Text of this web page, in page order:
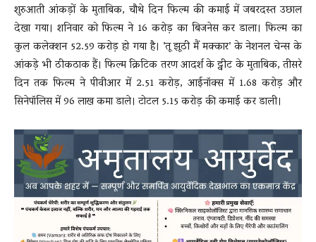
शुरुआती आंकड़ों के मुताबिक, चौथे दिन फिल्म की कमाई में जबरदस्त उछाल
देखा गया। शनिवार को फिल्म ने 16 करोड़ का बिजनेस कर डाला। फिल्म का
कुल कलेक्शन 52.59 करोड़ हो गया है। ’तू झूठी मैं मक्कार’ के नेशनल चेन्स के
आंकड़े भी ठीकठाक हैं। फिल्म क्रिटिक तरण आदर्श के ट्वीट के मुताबिक, तीसरे
दिन तक फिल्म ने पीवीआर में 2.51 करोड़, आईनॉक्स में 1.68 करोड़ और
सिनेपॉलिस में 96 लाख कमा डाले। टोटल 5.15 करोड़ की कमाई कर डाली।